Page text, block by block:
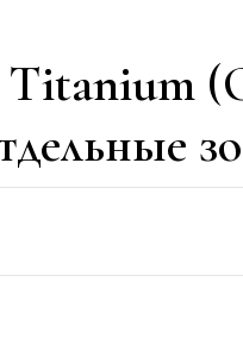
Titanium